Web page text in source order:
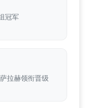
冠军
拉赫领衔晋级